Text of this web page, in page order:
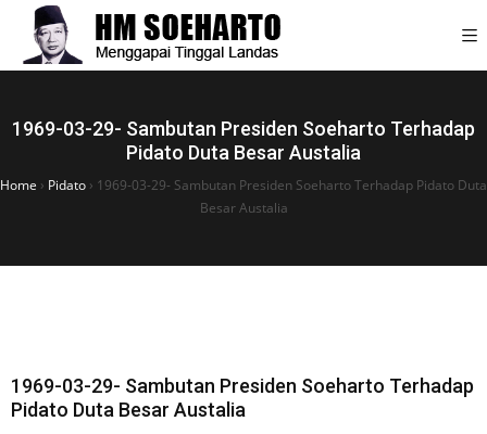
1969-03-29- Sambutan Presiden Soeharto Terhadap
Pidato Duta Besar Austalia
Home › Pidato › 1969-03-29- Sambutan Presiden Soeharto Terhadap Pidato Duta
Besar Austalia
1969-03-29- Sambutan Presiden Soeharto Terhadap
Pidato Duta Besar Austalia